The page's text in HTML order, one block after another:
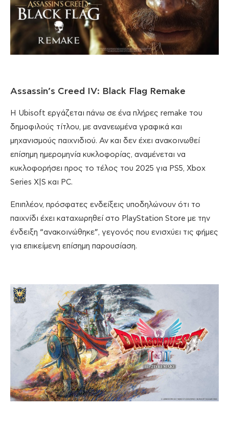
Assassin’s Creed IV: Black Flag Remake
Η Ubisoft εργάζεται πάνω σε ένα πλήρες remake του
δημοφιλούς τίτλου, με ανανεωμένα γραφικά και
μηχανισμούς παιχνιδιού. Αν και δεν έχει ανακοινωθεί
επίσημη ημερομηνία κυκλοφορίας, αναμένεται να
κυκλοφορήσει προς το τέλος του 2025 για PS5, Xbox
Series X|S και PC.
Επιπλέον, πρόσφατες ενδείξεις υποδηλώνουν ότι το
παιχνίδι έχει καταχωρηθεί στο PlayStation Store με την
ένδειξη “ανακοινώθηκε”, γεγονός που ενισχύει τις φήμες
για επικείμενη επίσημη παρουσίαση.